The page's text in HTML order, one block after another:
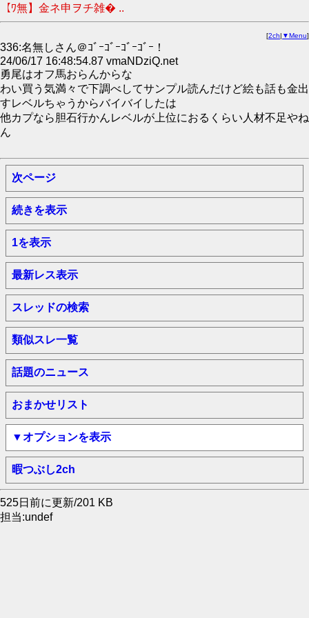
【ﾜ無】金ネ申ヲチ雑� ..
[2ch| ▼Menu]
336:名無しさん＠ｺﾞｰｺﾞｰｺﾞｰｺﾞｰ！
24/06/17 16:48:54.87 vmaNDziQ.net
勇尾はオフ馬おらんからな
わい買う気満々で下調べしてサンプル読んだけど絵も話も金出
すレベルちゃうからバイバイしたは
他カプなら胆石行かんレベルが上位におるくらい人材不足やね
ん
次ページ
続きを表示
1を表示
最新レス表示
スレッドの検索
類似スレ一覧
話題のニュース
おまかせリスト
▼オプションを表示
暇つぶし2ch
525日前に更新/201 KB
担当:undef